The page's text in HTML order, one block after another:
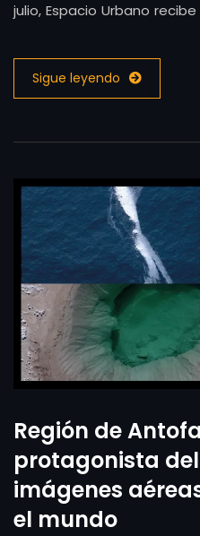
julio, Espacio Urbano
Sigue leyendo
Región de
protagonista del
imágenes
el mundo